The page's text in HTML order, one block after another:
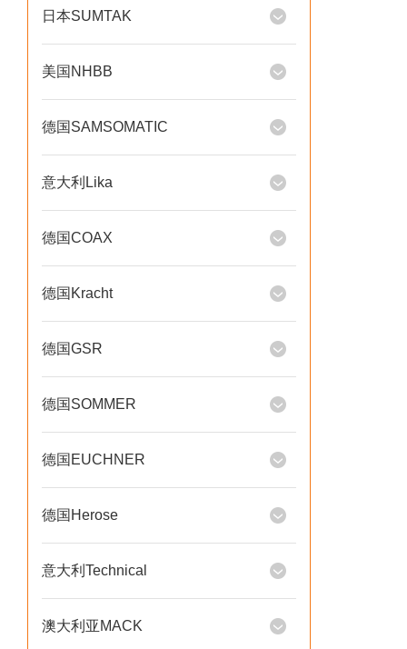
日本SUMTAK
美国NHBB
德国SAMSOMATIC
意大利Lika
德国COAX
德国Kracht
德国GSR
德国SOMMER
德国EUCHNER
德国Herose
意大利Technical
澳大利亚MACK